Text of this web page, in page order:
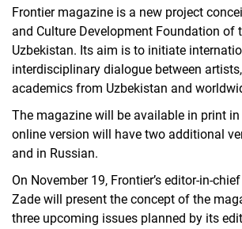
Alle Meldungen
Alle Termine
Frontier magazine is a new project
and Culture Development Foundation of
Uzbekistan. Its aim is to initiate
interdisciplinary dialogue between
academics from Uzbekistan and
The magazine will be available in print
online version will have two additional
and in Russian.
On November 19, Frontier’s editor-in-
Zade will present the concept of the
three upcoming issues planned by its